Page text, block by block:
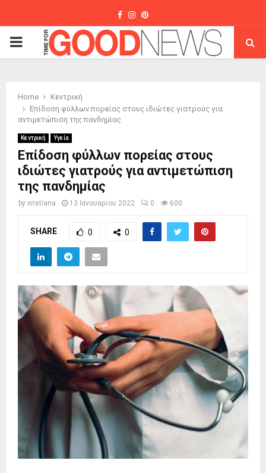
Facebook
Instagram
Pinterest
PRIMARY
Home
Κεντρική
Επίδοση φύλλων πορείας στους ιδιώτες γιατρούς για
αντιμετώπιση της πανδημίας
Κεντρική Υγεία
Επίδοση φύλλων πορείας στους
ιδιώτες γιατρούς για αντιμετώπιση
της πανδημίας
by xristiana 13 Ιανουαρίου 2022 0 600
SHARE 0 0